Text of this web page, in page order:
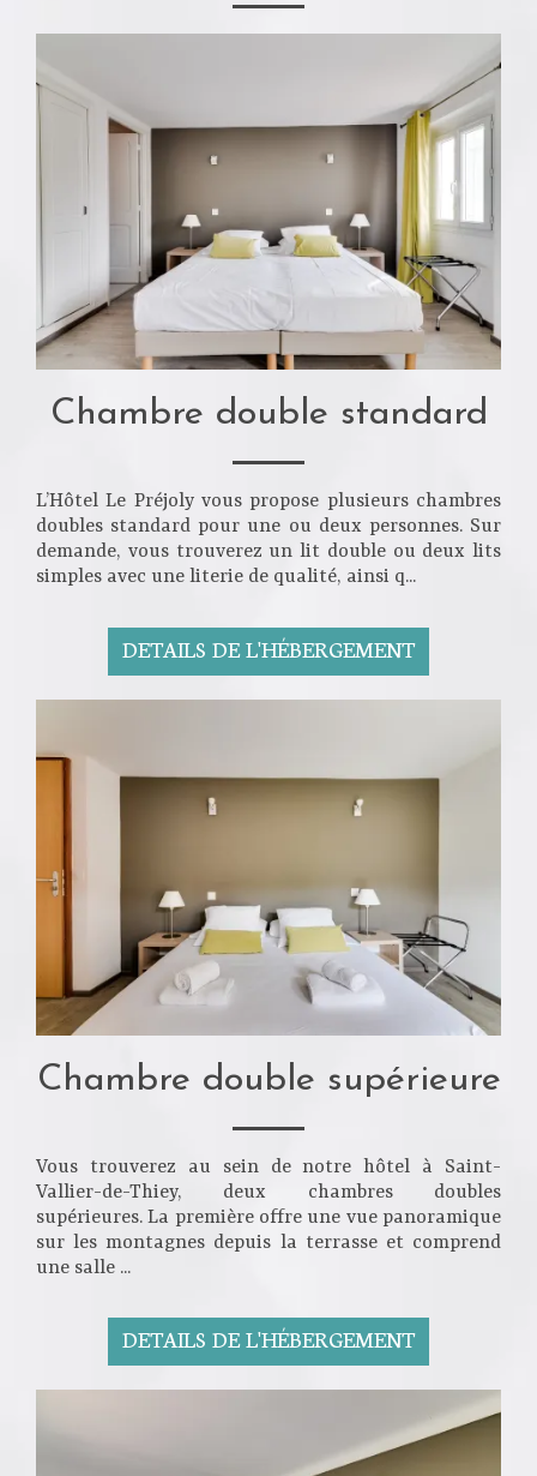
Chambre double standard
L’Hôtel Le Préjoly vous propose plusieurs chambres
doubles standard pour une ou deux personnes. Sur
demande, vous trouverez un lit double ou deux lits
simples avec une literie de qualité, ainsi q...
DETAILS DE L'HÉBERGEMENT
Chambre double supérieure
Vous trouverez au sein de notre hôtel à Saint-
Vallier-de-Thiey, deux chambres doubles
supérieures. La première offre une vue panoramique
sur les montagnes depuis la terrasse et comprend
une salle ...
DETAILS DE L'HÉBERGEMENT